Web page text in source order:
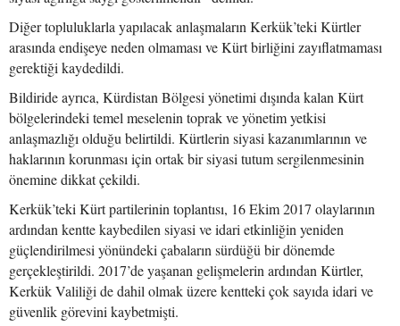
Diğer topluluklarla yapılacak anlaşmaların Kerkük’teki Kürtler
arasında endişeye neden olmaması ve Kürt birliğini zayıflatmaması
gerektiği kaydedildi.
Bildiride ayrıca, Kürdistan Bölgesi yönetimi dışında kalan Kürt
bölgelerindeki temel meselenin toprak ve yönetim yetkisi
anlaşmazlığı olduğu belirtildi. Kürtlerin siyasi kazanımlarının ve
haklarının korunması için ortak bir siyasi tutum sergilenmesinin
önemine dikkat çekildi.
Kerkük’teki Kürt partilerinin toplantısı, 16 Ekim 2017 olaylarının
ardından kentte kaybedilen siyasi ve idari etkinliğin yeniden
güçlendirilmesi yönündeki çabaların sürdüğü bir dönemde
gerçekleştirildi. 2017’de yaşanan gelişmelerin ardından Kürtler,
Kerkük Valiliği de dahil olmak üzere kentteki çok sayıda idari ve
güvenlik görevini kaybetmişti.